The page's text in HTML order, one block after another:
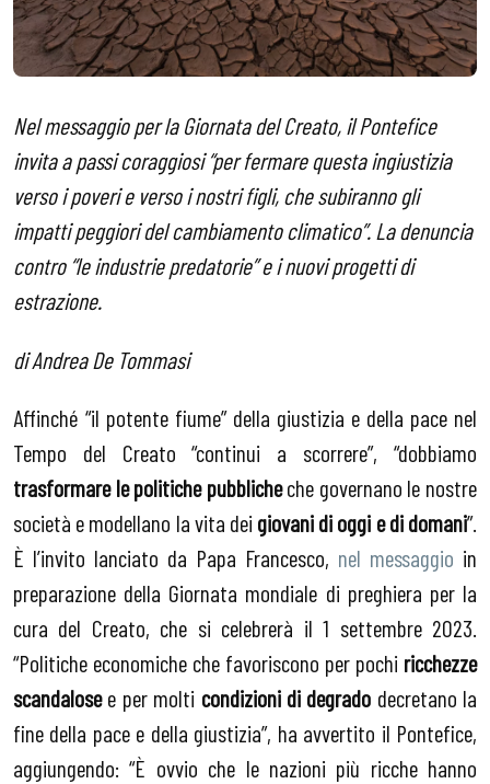
Nel messaggio per la Giornata del Creato, il Pontefice
invita a passi coraggiosi “per fermare questa ingiustizia
verso i poveri e verso i nostri figli, che subiranno gli
impatti peggiori del cambiamento climatico”. La denuncia
contro “le industrie predatorie” e i nuovi progetti di
estrazione.
di Andrea De Tommasi
Affinché “il potente fiume” della giustizia e della pace nel
Tempo del Creato “continui a scorrere”, “dobbiamo
trasformare le politiche pubblicheche governano le nostre
società e modellano la vita dei giovani di oggi e di domani”.
È l’invito lanciato da Papa Francesco, nel messaggio in
preparazione della Giornata mondiale di preghiera per la
cura del Creato, che si celebrerà il 1 settembre 2023.
“Politiche economiche che favoriscono per pochi ricchezze
scandalosee per molti condizioni di degrado decretano la
fine della pace e della giustizia”, ha avvertito il Pontefice,
aggiungendo: “È ovvio che le nazioni più ricche hanno